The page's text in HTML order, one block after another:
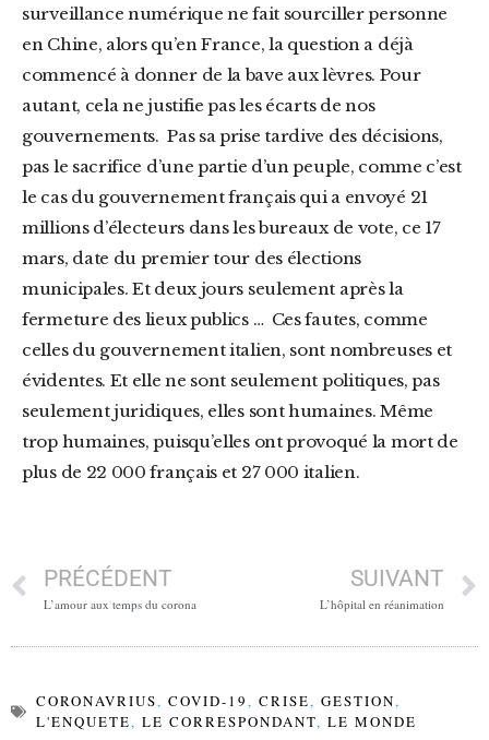
surveillance numérique ne fait sourciller personne
en Chine, alors qu’en France, la question a déjà
commencé à donner de la bave aux lèvres. Pour
autant, cela ne justifie pas les écarts de nos
gouvernements. Pas sa prise tardive des décisions,
pas le sacrifice d’une partie d’un peuple, comme c’est
le cas du gouvernement français qui a envoyé 21
millions d’électeurs dans les bureaux de vote, ce 17
mars, date du premier tour des élections
municipales. Et deux jours seulement après la
fermeture des lieux publics … Ces fautes, comme
celles du gouvernement italien, sont nombreuses et
évidentes. Et elle ne sont seulement politiques, pas
seulement juridiques, elles sont humaines. Même
trop humaines, puisqu’elles ont provoqué la mort de
plus de 22 000 français et 27 000 italien.
PRÉCÉDENT
L’amour aux temps du corona
SUIVANT
L’hôpital en réanimation
CORONAVRIUS, COVID-19, CRISE, GESTION,
L'ENQUETE, LE CORRESPONDANT, LE MONDE